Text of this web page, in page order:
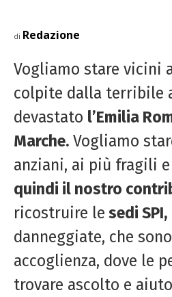
di Redazione
Vogliamo stare vicini
colpite dalla terribile
devastato l’Emilia
Marche. Vogliamo
anziani, ai più fragili
quindi il nostro
ricostruire le sedi SPI,
danneggiate, che
accoglienza, dove le
trovare ascolto e